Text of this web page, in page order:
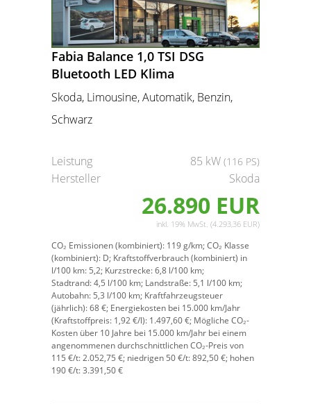
Fabia Balance 1,0 TSI DSG
Bluetooth LED Klima
Skoda, Limousine, Automatik, Benzin,
Schwarz
Leistung 85 kW (116 PS)
Hersteller Skoda
26.890 EUR
inkl. 19% MwSt. (4.293,36 EUR)
CO₂ Emissionen (kombiniert): 119 g/km;CO₂ Klasse
(kombiniert): D; Kraftstoffverbrauch (kombiniert) in
l/100 km: 5,2; Kurzstrecke:6,8 l/100 km;
Stadtrand:4,5 l/100 km; Landstraße: 5,1 l/100 km;
Autobahn: 5,3 l/100 km; Kraftfahrzeugsteuer
(jährlich):68 €; Energiekosten bei 15.000 km/Jahr
(Kraftstoffpreis: 1,92€/l): 1.497,60 €; Mögliche CO₂-
Kosten über 10 Jahre bei 15.000 km/Jahr bei einem
angenommenen durchschnittlichen CO₂-Preis von
115 €/t:2.052,75 €; niedrigen 50 €/t: 892,50 €; hohen
190 €/t: 3.391,50 €